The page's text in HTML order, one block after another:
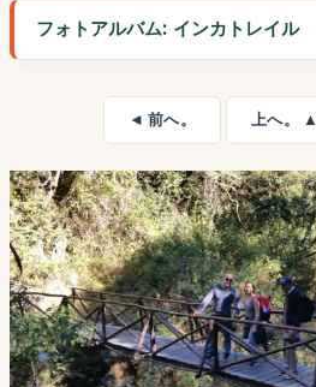
フォトアルバム: インカトレイル
◄ 前へ。 上へ。 ▲